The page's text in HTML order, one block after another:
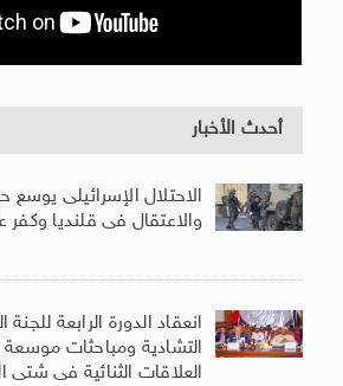
أحدث الأخبار
الاحتلال الإسرائيلى
والاعتقال فى قلنديا
انعقاد الدورة الرابعة
التشادية ومباحثات
العلاقات الثنائية فى شتى